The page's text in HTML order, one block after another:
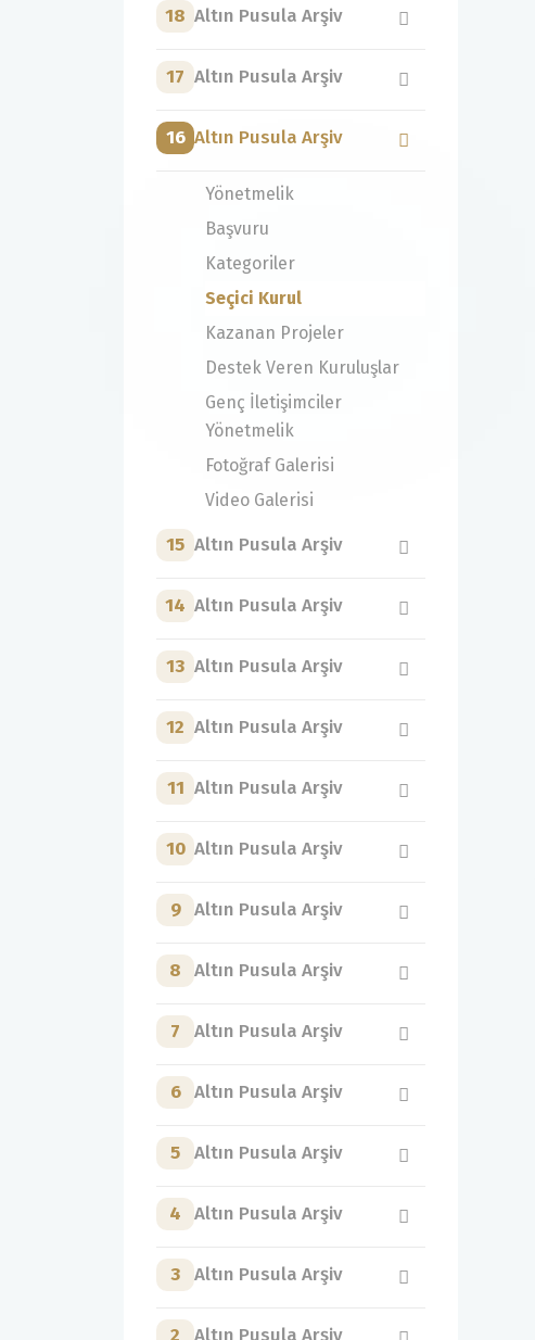
18 Altın Pusula Arşiv
17 Altın Pusula Arşiv
16 Altın Pusula Arşiv
Yönetmelik
Başvuru
Kategoriler
Seçici Kurul
Kazanan Projeler
Destek Veren Kuruluşlar
Genç İletişimciler
Yönetmelik
Fotoğraf Galerisi
Video Galerisi
15 Altın Pusula Arşiv
14 Altın Pusula Arşiv
13 Altın Pusula Arşiv
12 Altın Pusula Arşiv
11 Altın Pusula Arşiv
10 Altın Pusula Arşiv
9 Altın Pusula Arşiv
8 Altın Pusula Arşiv
7 Altın Pusula Arşiv
6 Altın Pusula Arşiv
5 Altın Pusula Arşiv
4 Altın Pusula Arşiv
3 Altın Pusula Arşiv
2 Altın Pusula Arşiv